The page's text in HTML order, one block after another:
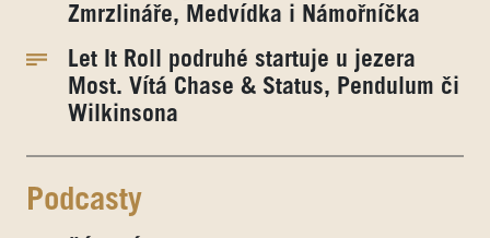
Zmrzlináře, Medvídka i Námořníčka
Let It Roll podruhé startuje u jezera
Most. Vítá Chase & Status, Pendulum či
Wilkinsona
Podcasty